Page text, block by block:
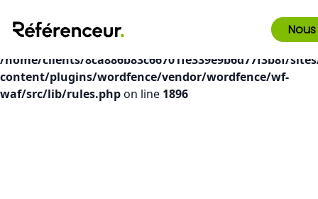
Deprecated: preg_replace(): Passing null to parameter #3
($subject) of type array|string is deprecated in
/home/clients/8ca886b83c66701fe339e9b6d77f3b8f/
content/plugins/wordfence/vendor/wordfence/wf-
waf/src/lib/rules.phpon line 1896